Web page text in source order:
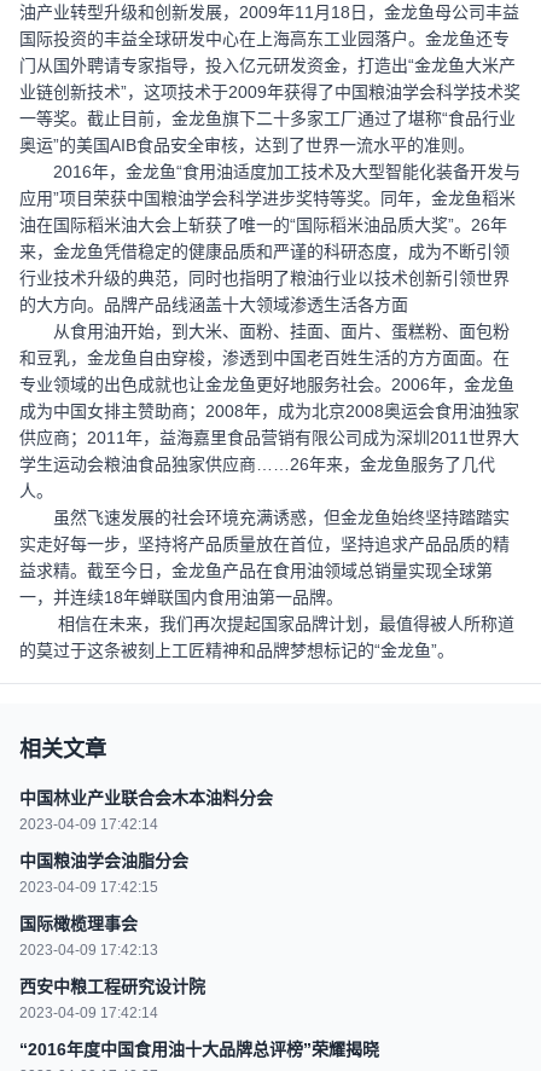
油产业转型升级和创新发展，2009年11月18日，金龙鱼母公司丰益
国际投资的丰益全球研发中心在上海高东工业园落户。金龙鱼还专
门从国外聘请专家指导，投入亿元研发资金，打造出“金龙鱼大米产
业链创新技术”，这项技术于2009年获得了中国粮油学会科学技术奖
一等奖。截止目前，金龙鱼旗下二十多家工厂通过了堪称“食品行业
奥运”的美国AIB食品安全审核，达到了世界一流水平的准则。
2016年，金龙鱼“食用油适度加工技术及大型智能化装备开发与
应用”项目荣获中国粮油学会科学进步奖特等奖。同年，金龙鱼稻米
油在国际稻米油大会上斩获了唯一的“国际稻米油品质大奖”。26年
来，金龙鱼凭借稳定的健康品质和严谨的科研态度，成为不断引领
行业技术升级的典范，同时也指明了粮油行业以技术创新引领世界
的大方向。品牌产品线涵盖十大领域渗透生活各方面
从食用油开始，到大米、面粉、挂面、面片、蛋糕粉、面包粉
和豆乳，金龙鱼自由穿梭，渗透到中国老百姓生活的方方面面。在
专业领域的出色成就也让金龙鱼更好地服务社会。2006年，金龙鱼
成为中国女排主赞助商；2008年，成为北京2008奥运会食用油独家
供应商；2011年，益海嘉里食品营销有限公司成为深圳2011世界大
学生运动会粮油食品独家供应商……26年来，金龙鱼服务了几代
人。
虽然飞速发展的社会环境充满诱惑，但金龙鱼始终坚持踏踏实
实走好每一步，坚持将产品质量放在首位，坚持追求产品品质的精
益求精。截至今日，金龙鱼产品在食用油领域总销量实现全球第
一，并连续18年蝉联国内食用油第一品牌。
相信在未来，我们再次提起国家品牌计划，最值得被人所称道
的莫过于这条被刻上工匠精神和品牌梦想标记的“金龙鱼”。
相关文章
中国林业产业联合会木本油料分会
2023-04-09 17:42:14
中国粮油学会油脂分会
2023-04-09 17:42:15
国际橄榄理事会
2023-04-09 17:42:13
西安中粮工程研究设计院
2023-04-09 17:42:14
“2016年度中国食用油十大品牌总评榜”荣耀揭晓